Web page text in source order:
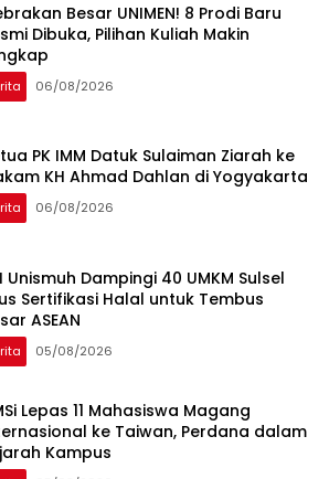
Besar UNIMEN! 8 Prodi Baru
Dibuka, Pilihan Kuliah Makin
06/08/2026
PK IMM Datuk Sulaiman Ziarah ke
KH Ahmad Dahlan di Yogyakarta
06/08/2026
Unismuh Dampingi 40 UMKM Sulsel
Sertifikasi Halal untuk Tembus
ASEAN
05/08/2026
Lepas 11 Mahasiswa Magang
ke Taiwan, Perdana dalam
Kampus